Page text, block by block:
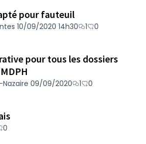
pour fauteuil
10/09/2020 14h30 1 0
pour tous les dossiers
Nazaire 09/09/2020 1 0
0